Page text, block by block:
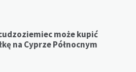
może kupić
na Cyprze Północnym